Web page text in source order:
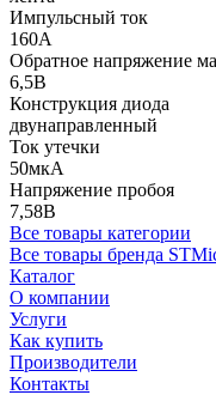
Импульсный ток
160А
Обратное напряжение
6,5В
Конструкция диода
двунаправленный
Ток утечки
50мкА
Напряжение пробоя
7,58В
Все товары категории
Все товары бренда
Каталог
О компании
Услуги
Как купить
Производители
Контакты